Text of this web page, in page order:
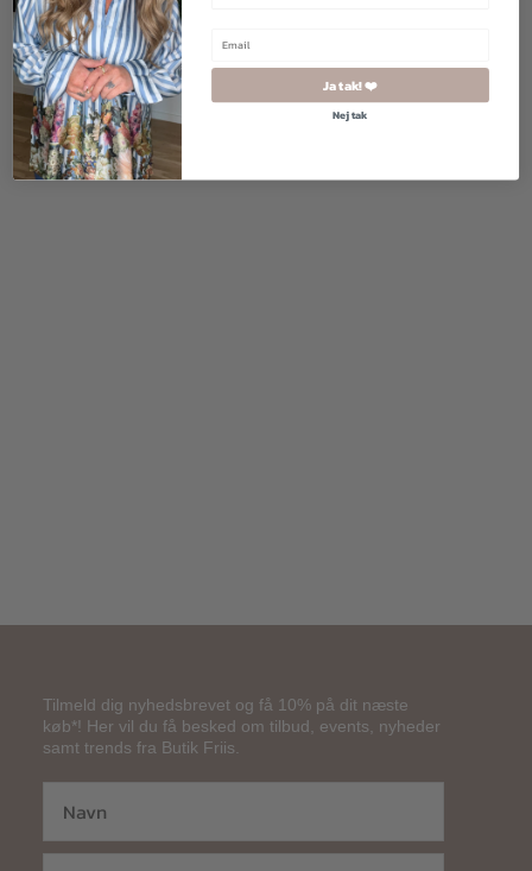
Tilmeld dig nyhedsbrevet og få 10% på dit næste
køb*! Her vil du få besked om tilbud, events, nyheder
samt trends fra Butik Friis.
Ja tak! ❤️
Nej tak